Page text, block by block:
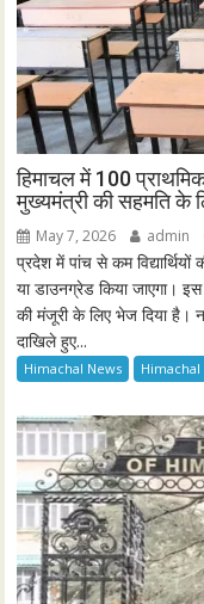
हिमाचल में 100
मुख्यमंत्री की सहमति के
May 7, 2026 admin
प्रदेश में पांच से कम
या डाउनग्रेड किया जाएगा।
की मंजूरी के लिए भेज दिया है।
दाखिले हुए...
Himachal News Himachal